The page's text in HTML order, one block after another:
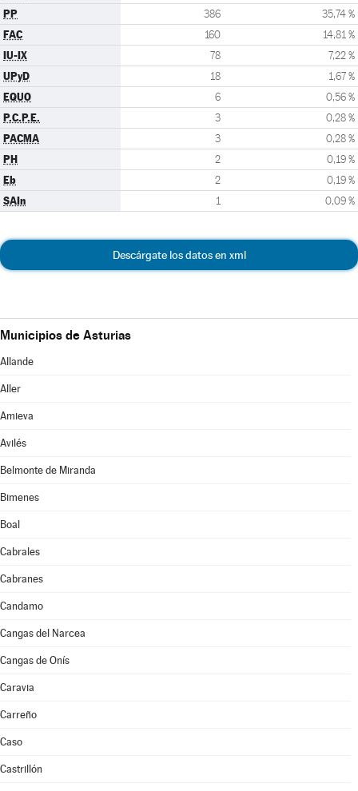
PP 386 35,74 %
FAC 160 14,81 %
IU-IX 78 7,22 %
UPyD 18 1,67 %
EQUO 6 0,56 %
P.C.P.E. 3 0,28 %
PACMA 3 0,28 %
PH 2 0,19 %
Eb 2 0,19 %
SAIn 1 0,09 %
Descárgate los datos en xml
Municipios de Asturias
Allande
Aller
Amieva
Avilés
Belmonte de Miranda
Bimenes
Boal
Cabrales
Cabranes
Candamo
Cangas del Narcea
Cangas de Onís
Caravia
Carreño
Caso
Castrillón